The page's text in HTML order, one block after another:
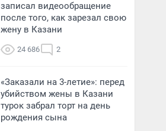
записал видеообращение
после того, как зарезал свою
жену в Казани
24 686 2
«Заказали на 3-летие»: перед
убийством жены в Казани
турок забрал торт на день
рождения сына